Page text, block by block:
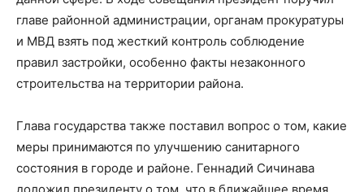
главе районной администрации, органам прокуратуры
и МВД взять под жесткий контроль соблюдение
правил застройки, особенно факты незаконного
строительства на территории района.
Глава государства также поставил вопрос о том, какие
меры принимаются по улучшению санитарного
состояния в городе и районе. Геннадий Сичинава